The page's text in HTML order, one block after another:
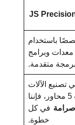
باستخدام
وبرامج
برمجة متقدمة.
تصنيع الآلات
باستخدام الحاسب الآلي ذات 5 محاور، فإننا
صرامة في كل
خطوة.